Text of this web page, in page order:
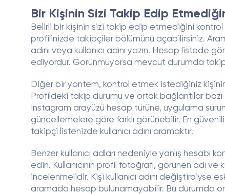
Bir Kişinin Sizi Takip Edip
Belirli bir kişinin sizi takip edip etmediğini
profilinizde takipçiler bölümünü açabilirsiniz.
adını veya kullanıcı adını yazın. Hesap listede
ediyordur. Görünmüyorsa mevcut durumda
Diğer bir yöntem, kontrol etmek istediğiniz
Profildeki takip durumu ve ortak bağlantılar bazı
Instagram arayüzü hesap türüne, uygulama
güncellemelere göre farklı görünebilir. En
takipçi listenizde kullanıcı adını aramaktır.
Benzer kullanıcı adları nedeniyle yanlış hesabı
edin. Kullanıcının profil fotoğrafı, görünen adı ve
incelenmelidir. Kişi kullanıcı adını değiştirdiyse
aramada hesap bulunamayabilir. Bu durumda